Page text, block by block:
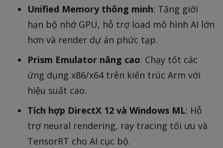
Unified Memory thông minh: Tăng giới
hạn bộ nhớ GPU, hỗ trợ load mô hình AI lớn
hơn và render dự án phức tạp.
Prism Emulator nâng cao: Chạy tốt các
ứng dụng x86/x64 trên kiến trúc Arm với
hiệu suất cao.
Tích hợp DirectX 12 và Windows ML: Hỗ
trợ neural rendering, ray tracing tối ưu và
TensorRT cho AI cục bộ.